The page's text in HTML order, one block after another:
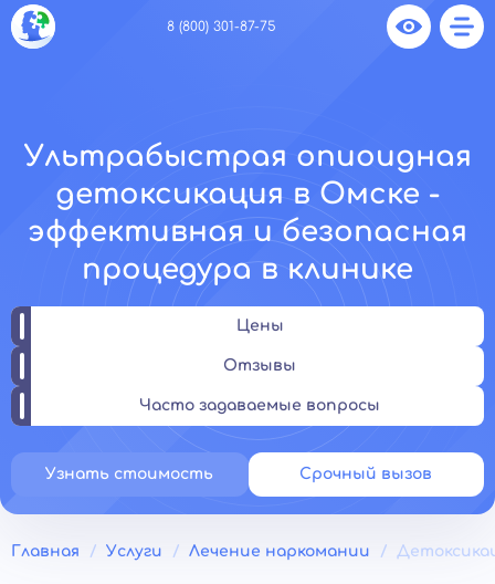
8 (800) 301-87-75
Ультрабыстрая опиоидная
детоксикация в Омске -
эффективная и безопасная
процедура в клинике
Цены
Отзывы
Часто задаваемые вопросы
Узнать стоимость Срочный вызов
Главная Услуги Лечение наркомании